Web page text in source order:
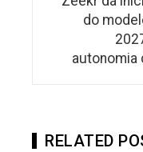
do
autonomia
RELATED